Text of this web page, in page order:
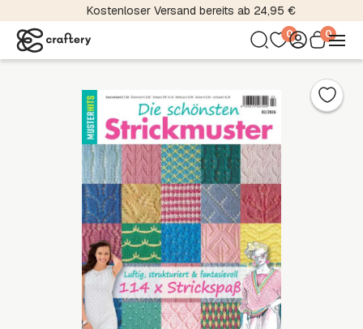
Kostenloser Versand bereits ab 24,95 €
0 0